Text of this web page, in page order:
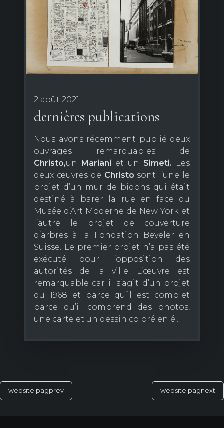
2 août 2021
dernières publications
Nous avons récemment publié deux
ouvrages remarquables de
Christo,un Mariani et un Simeti. Les
deux œuvres de Christo sont l’une le
projet d’un mur de bidons qui était
destiné à barer la rue en face du
Musée d’Art Moderne de New York et
l’autre le projet de couverture
d’arbres à la Fondation Beyeler en
Suisse. Le premier projet n’a pas été
exécuté pour l’opposition des
autorités de la ville; L’œuvre est
remarquable car il s’agit d’un projet
du 1968 et parce qu’il est complet
parce qu’il comprend des photos,
une carte et un dessin coloré en é...
website.pagprev website.pagnext